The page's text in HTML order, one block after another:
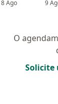
8 Ago 9
O
Solicite